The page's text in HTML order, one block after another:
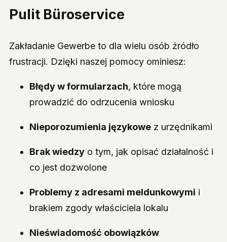
Pulit Büroservice
Zakładanie Gewerbe to dla wielu osób źródło
frustracji. Dzięki naszej pomocy ominiesz:
Błędy w formularzach, które mogą
prowadzić do odrzucenia wniosku
Nieporozumienia językowe z urzędnikami
Brak wiedzy o tym, jak opisać działalność i
co jest dozwolone
Problemy z adresami meldunkowymi i
brakiem zgody właściciela lokalu
Nieświadomość obowiązków